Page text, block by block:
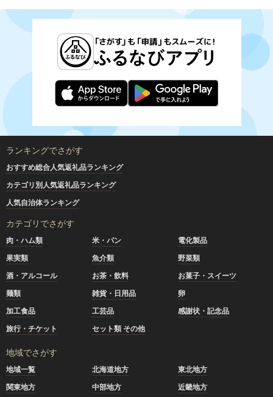
ランキングでさがす
おすすめ総合人気返礼品ランキング
カテゴリ別人気返礼品ランキング
人気自治体ランキング
カテゴリでさがす
肉・ハム類 米・パン
電化製品
果実類
魚介類
野菜類
酒・アルコール
お茶・飲料
お菓子・スイーツ
麺類
雑貨・日用品
卵
加工食品
工芸品
感謝状・記念品
旅行・チケット
セット類 その他
地域でさがす
地域一覧 北海道地方
東北地方
関東地方
中部地方
近畿地方